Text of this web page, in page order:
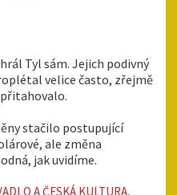
Tyl sám. Jejich podivný
velice často, zřejmě
stačilo postupující
ale změna
jak uvidíme.
A ČESKÁ KULTURA,